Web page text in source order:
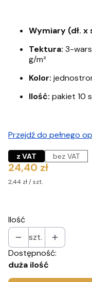
Wymiary (dł. x
Tektura: 3-
g/m²
Kolor:
Ilość: pakiet 10
Przejdź do pełnego
z VAT bez VAT
Cena
24,40 zł
2,44 zł / szt.
Ilość
szt.
Dostępność:
duża ilość